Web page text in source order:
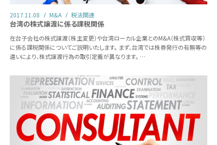
2017.11.08 M&A 税法関連
台湾の株式譲渡に係る課税関係
在台子会社の株式譲渡（株主変更）や台湾ローカル企業とのM&A（株式買収等）
に係る課税関係についてご説明いたします。 まず、台湾では株券発行の有無等の
違いにより、株式譲渡行為の取引定義が異なります。 …